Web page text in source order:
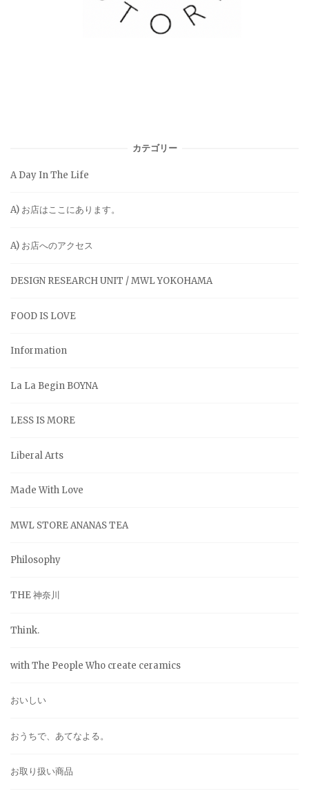
カテゴリー
A Day In The Life
A) お店はここにあります。
A) お店へのアクセス
DESIGN RESEARCH UNIT / MWL YOKOHAMA
FOOD IS LOVE
Information
La La Begin BOYNA
LESS IS MORE
Liberal Arts
Made With Love
MWL STORE ANANAS TEA
Philosophy
THE 神奈川
Think.
with The People Who create ceramics
おいしい
おうちで、あてなよる。
お取り扱い商品